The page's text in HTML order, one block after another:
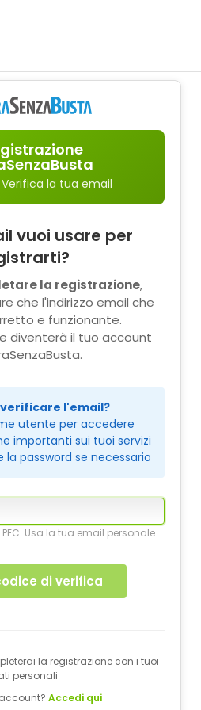
Verifica la tua email
vuoi usare per
la registrazione,
che l'indirizzo email che
e funzionante.
diventerà il tuo account
verificare l'email?
utente per accedere
importanti sui tuoi servizi
la password se necessario
Usa la tua email personale.
di verifica
la registrazione con i tuoi
personali
Accedi qui